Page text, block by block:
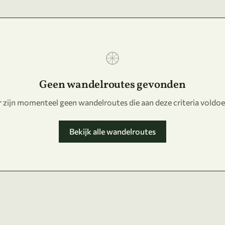
Geen wandelroutes gevonden
zijn momenteel geen wandelroutes die aan deze criteria
Bekijk alle wandelroutes